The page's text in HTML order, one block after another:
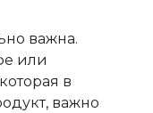
важна.
или
в
важно